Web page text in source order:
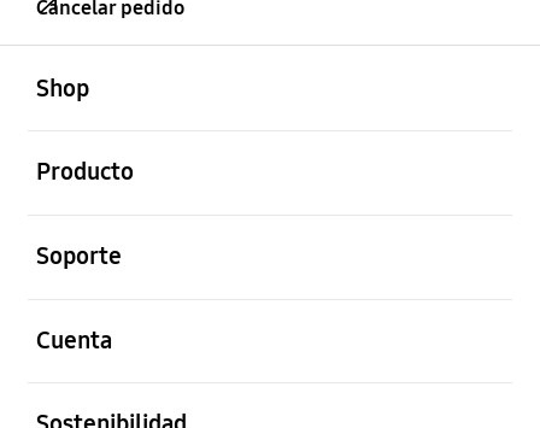
Cancelar pedido
Shop
Producto
Soporte
Cuenta